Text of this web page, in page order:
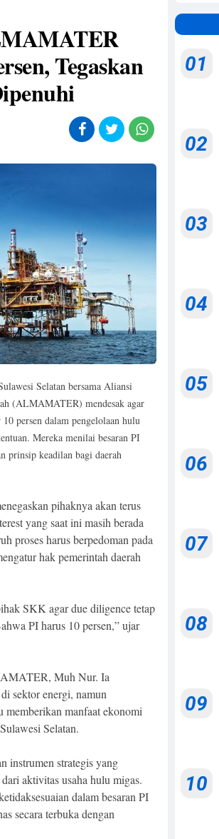
Tegaskan
Selatan bersama Aliansi
(ALMAMATER) mendesak agar
persen dalam pengelolaan hulu
Mereka menilai besaran PI
prinsip keadilan bagi daerah
pihaknya akan terus
yang saat ini masih berada
proses harus berpedoman pada
hak pemerintah daerah
SKK agar due diligence tetap
PI harus 10 persen,” ujar
Muh Nur. Ia
sektor energi, namun
memberikan manfaat ekonomi
Selatan.
instrumen strategis yang
aktivitas usaha hulu migas.
dalam besaran PI
secara terbuka dengan
01
02
03
04
05
06
07
08
09
10